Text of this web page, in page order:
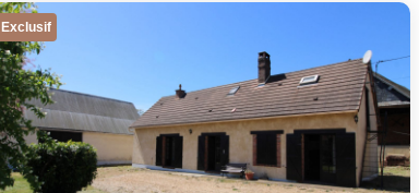
Exclusif